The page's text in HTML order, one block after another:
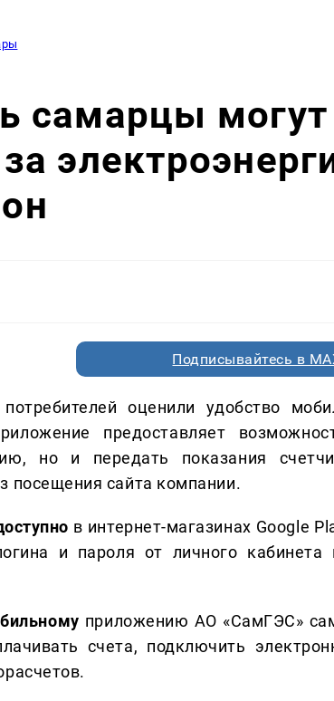
самарцы могут
Подписывайтесь в
потребителей оценили удобство
предоставляет
но и передать показания
посещения сайта компании.
в интернет-магазинах Google
и пароля от личного кабинета
приложению АО «СамГЭС»
счета, подключить